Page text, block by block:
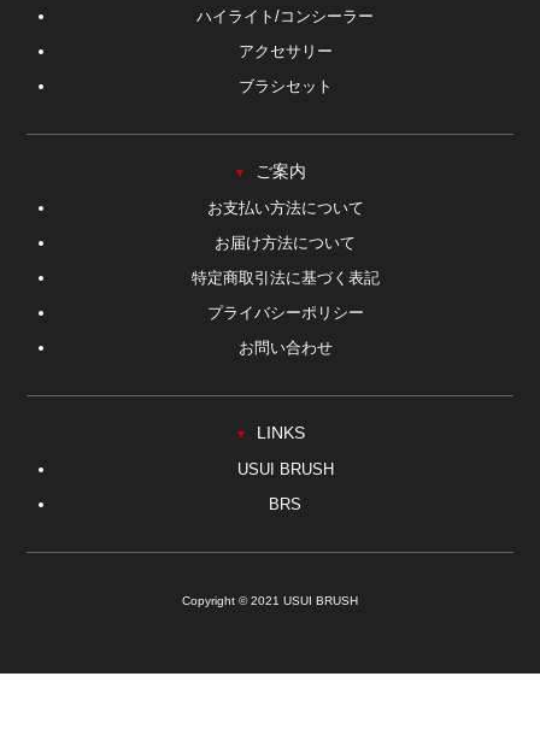
ハイライト/コンシーラー
アクセサリー
ブラシセット
▼ ご案内
お支払い方法について
お届け方法について
特定商取引法に基づく表記
プライバシーポリシー
お問い合わせ
▼ LINKS
USUI BRUSH
BRS
Copyright © 2021 USUI BRUSH